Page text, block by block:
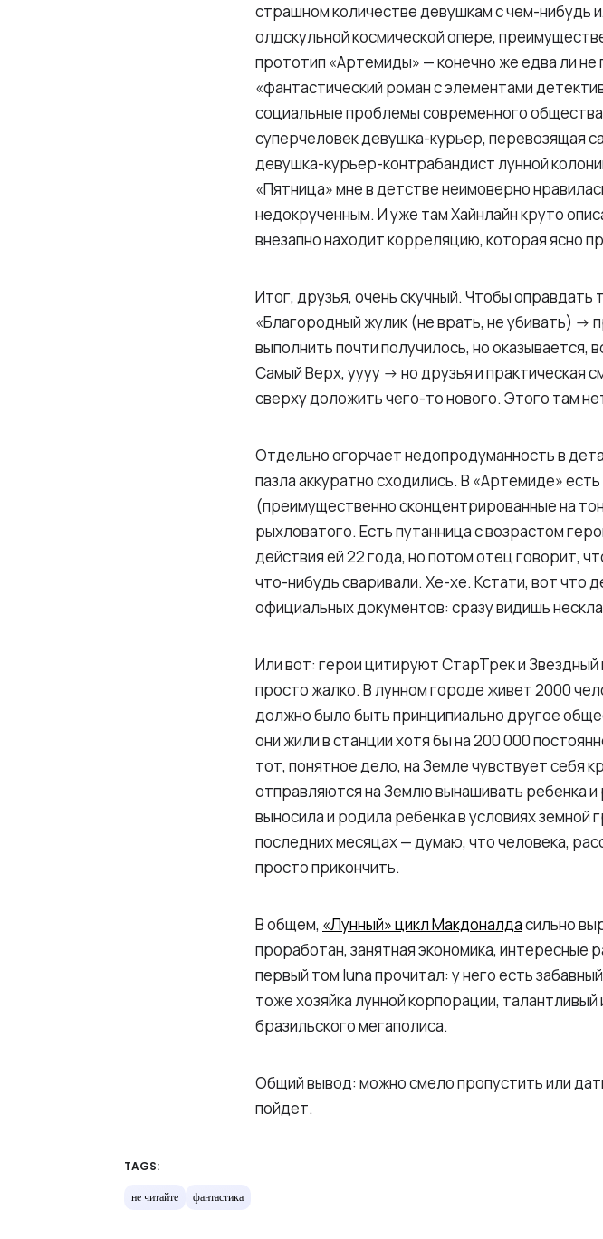
страшном количестве девушкам с чем-нибудь
олдскульной космической опере,
прототип «Артемиды» — конечно же едва ли
«фантастический роман с элементами
социальные проблемы современного
суперчеловек девушка-курьер, перевозящая
девушка-курьер-контрабандист лунной
«Пятница» мне в детстве неимоверно
недокрученным. И уже там Хайнлайн круто
внезапно находит корреляцию, которая ясно
Итог, друзья, очень скучный. Чтобы
«Благородный жулик (не врать, не убивать) ->
выполнить почти получилось, но оказывается,
Самый Верх, уууу -> но друзья и практическая
сверху доложить чего-то нового. Этого там
Отдельно огорчает недопродуманность в
пазла аккуратно сходились. В «Артемиде»
(преимущественно сконцентрированные на
рыхловатого. Есть путанница с возрастом
действия ей 22 года, но потом отец говорит,
что-нибудь сваривали. Хе-хе. Кстати, вот что
официальных документов: сразу видишь
Или вот: герои цитируют СтарТрек и
просто жалко. В лунном городе живет 2000
должно было быть принципиально другое
они жили в станции хотя бы на 200 000
тот, понятное дело, на Земле чувствует себя
отправляются на Землю вынашивать ребенка
выносила и родила ребенка в условиях земной
последних месяцах — думаю, что человека,
просто прикончить.
В общем, «Лунный» цикл Макдоналдасильно
проработан, занятная экономика,
первый том luna прочитал: у него есть
тоже хозяйка лунной корпорации,
бразильского мегаполиса.
Общий вывод: можно смело пропустить или
пойдет.
TAGS:
не читайте фантастика